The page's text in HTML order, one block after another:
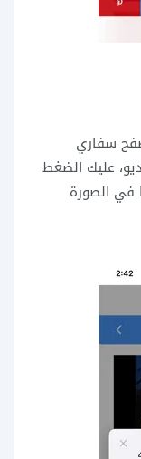
سفاري
عليك الضغط
في الصورة